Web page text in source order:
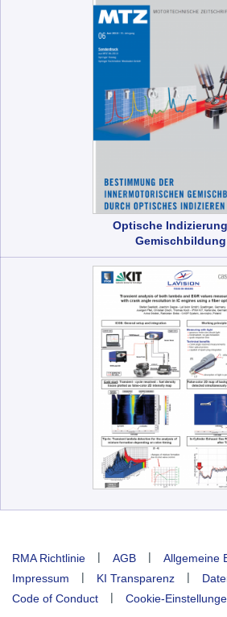
Optische
Gemischbildung
RMA Richtlinie | AGB | Allgemeine
Impressum
| KI Transparenz |
Code of Conduct
| Cookie-